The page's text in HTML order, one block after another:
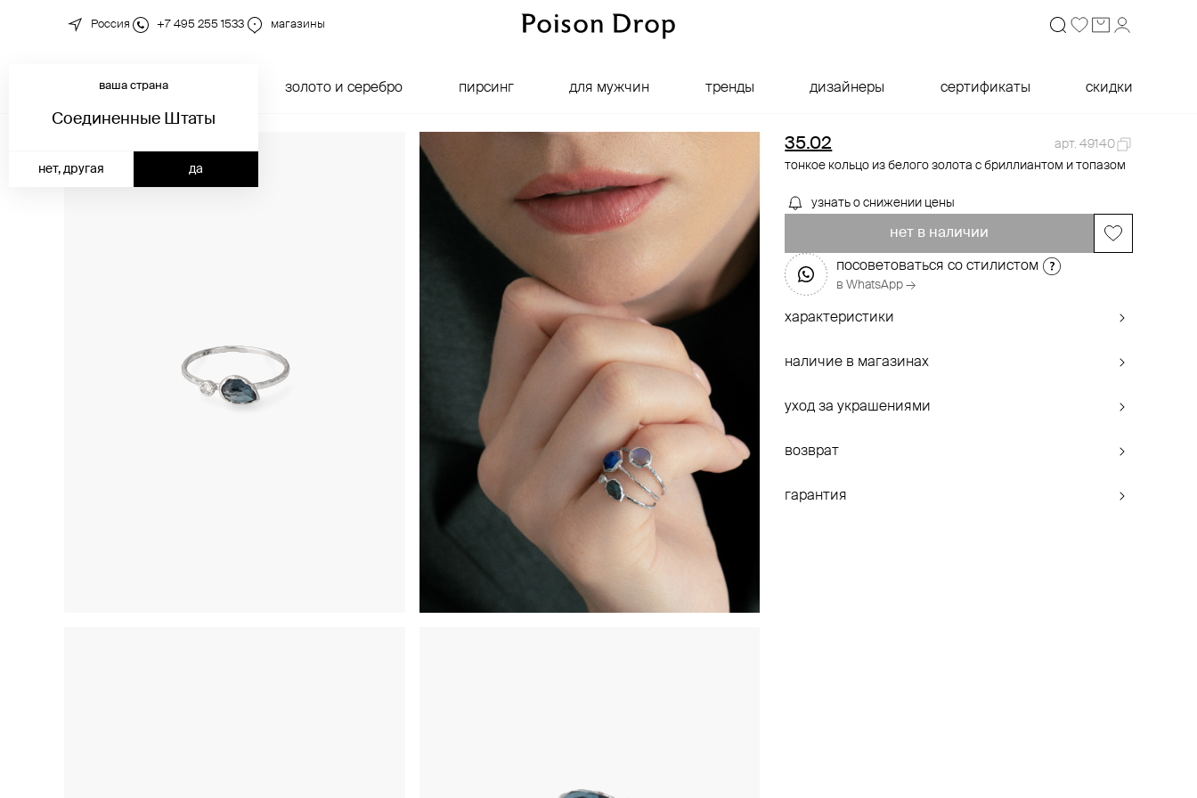
Россия +7 495 255 1533 магазины
новинки золото и серебро пирсинг для мужчин тренды дизайнеры сертификаты скидки
ваша страна
Соединенные Штаты
да
нет, другая
35.02
арт. 49140
тонкое кольцо из белого золота с бриллиантом и топазом
узнать о снижении цены
нет в наличии
посоветоваться со стилистом
в WhatsApp →
характеристики
наличие в магазинах
уход за украшениями
возврат
гарантия